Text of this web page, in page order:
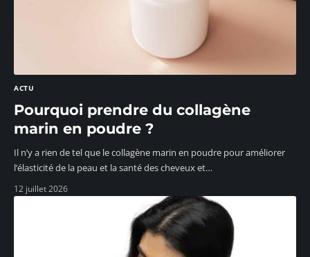
ACTU
Pourquoi prendre du collagène
marin en poudre ?
Il n’y a rien de tel que le collagène marin en poudre pour améliorer
l’élasticité de la peau et la santé des cheveux et…
12 juillet 2026